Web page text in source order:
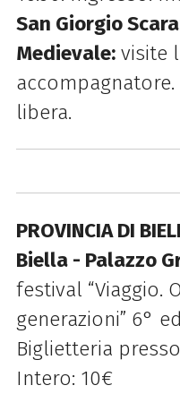
San Giorgio
Medievale: visite
libera.
PROVINCIA DI
Biella - Palazzo
festival “Viaggio.
generazioni” 6°
Biglietteria
Intero: 10€